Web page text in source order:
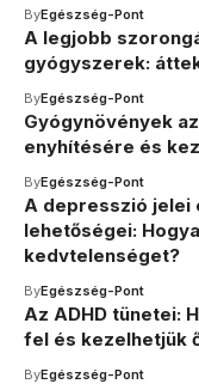
ByEgészség-Pont
A legjobb
gyógyszerek:
ByEgészség-Pont
Gyógynövények
enyhítésére és
ByEgészség-Pont
A depresszió jelei
lehetőségei:
kedvtelenséget?
ByEgészség-Pont
Az ADHD tünetei:
fel és kezelhetjük
ByEgészség-Pont